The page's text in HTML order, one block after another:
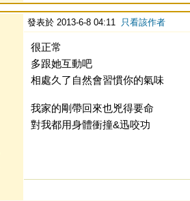
發表於 2013-6-8 04:11 只看該作者
很正常
多跟她互動吧
相處久了自然會習慣你的氣味
我家的剛帶回來也兇得要命
對我都用身體衝撞&迅咬功